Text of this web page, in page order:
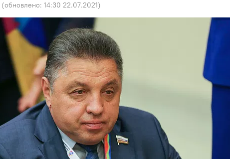
(обновлено: 14:30 22.07.2021)